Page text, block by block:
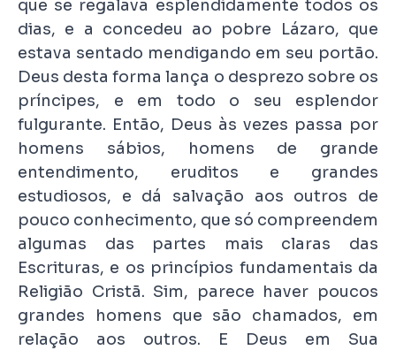
que se regalava esplendidamente todos os
dias, e a concedeu ao pobre Lázaro, que
estava sentado mendigando em seu portão.
Deus desta forma lança o desprezo sobre os
príncipes, e em todo o seu esplendor
fulgurante. Então, Deus às vezes passa por
homens sábios, homens de grande
entendimento, eruditos e grandes
estudiosos, e dá salvação aos outros de
pouco conhecimento, que só compreendem
algumas das partes mais claras das
Escrituras, e os princípios fundamentais da
Religião Cristã. Sim, parece haver poucos
grandes homens que são chamados, em
relação aos outros. E Deus em Sua